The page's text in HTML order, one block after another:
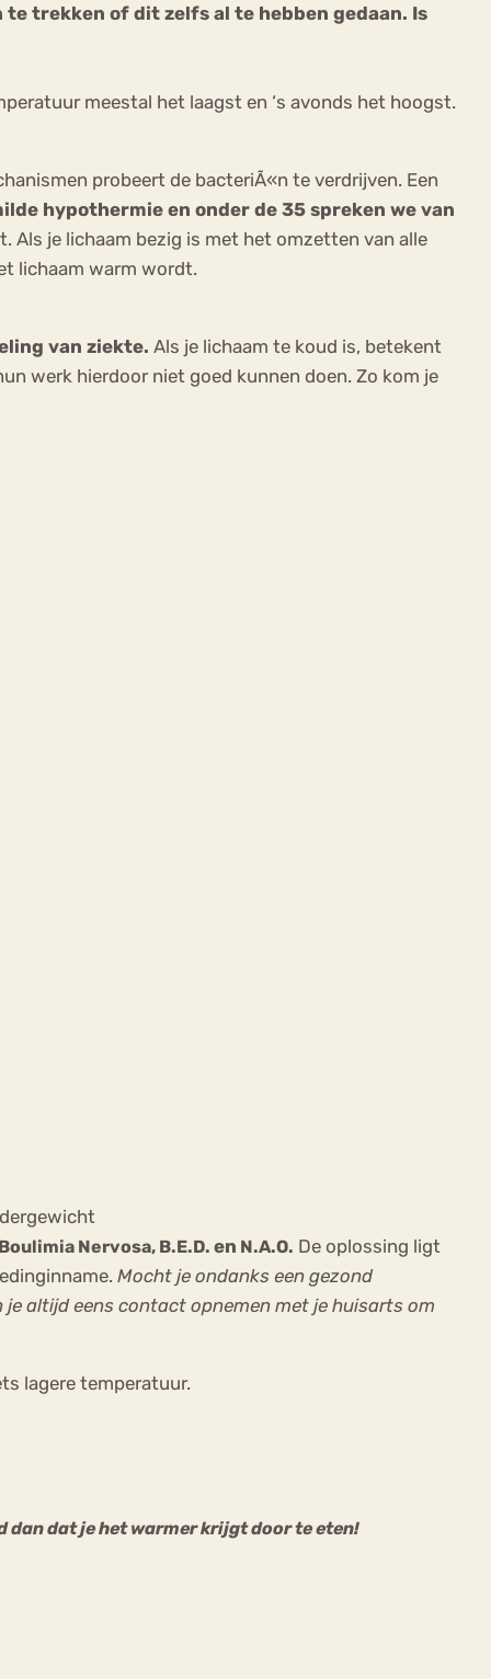
trekken of dit zelfs al te hebben gedaan. Is
meestal het laagst en ‘s avonds het hoogst.
probeert de bacteriÃ«n te verdrijven. Een
hypothermie en onder de 35 spreken we van
Als je lichaam bezig is met het omzetten van alle
lichaam warm wordt.
van ziekte. Als je lichaam te koud is, betekent
werk hierdoor niet goed kunnen doen. Zo kom je
Boulimia Nervosa, B.E.D. en N.A.O. De oplossing ligt
Mocht je ondanks een gezond
altijd eens contact opnemen met je huisarts om
lagere temperatuur.
dan dat je het warmer krijgt door te eten!